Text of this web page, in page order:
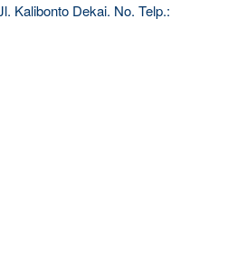
Kalibonto Dekai. No. Telp.: